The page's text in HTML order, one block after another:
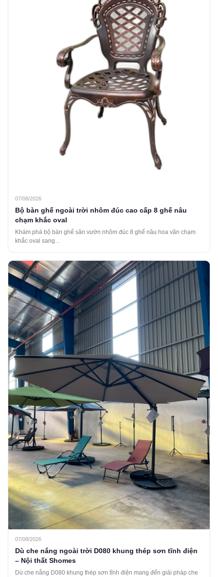
07/08/2026
Bộ bàn ghế ngoài trời nhôm đúc cao cấp 8 ghế nâu
chạm khắc oval
Khám phá bộ bàn ghế sân vườn nhôm đúc 8 ghế nâu hoa văn chạm
khắc oval sang...
07/08/2026
Dù che nắng ngoài trời D080 khung thép sơn tĩnh điện
– Nội thất Shomes
Dù che nắng D080 khung thép sơn tĩnh điện mang đến giải pháp che